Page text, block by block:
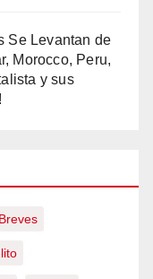
Se Levantan de
Morocco, Peru,
y sus
Breves